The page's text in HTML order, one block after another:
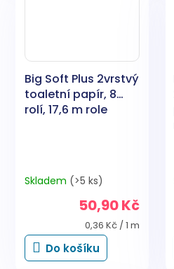
Big Soft Plus 2vrstvý
toaletní papír, 8
rolí, 17,6 m role
Skladem (>5 ks)
50,90 Kč
Měrná
cena:
0,36 Kč / 1 m
Do košíku